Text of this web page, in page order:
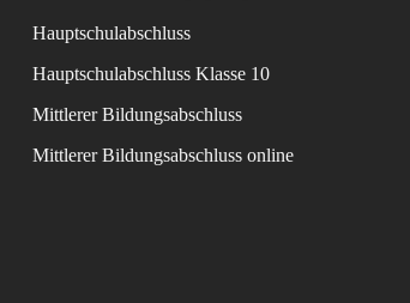
Hauptschulabschluss
Hauptschulabschluss Klasse 10
Mittlerer Bildungsabschluss
Mittlerer Bildungsabschluss online